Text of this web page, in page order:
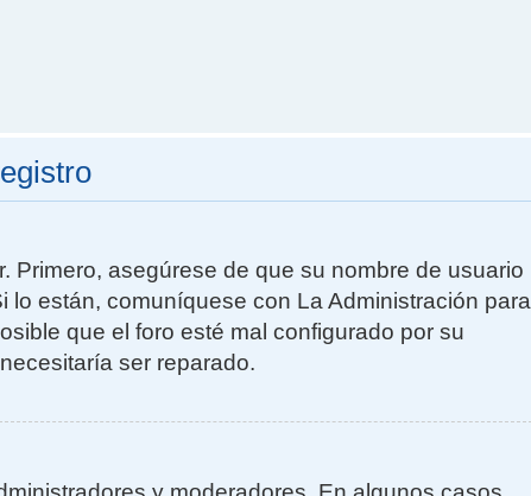
Primero, asegúrese de que su nombre de usuario
están, comuníquese con La Administración para
que el foro esté mal configurado por su
ser reparado.